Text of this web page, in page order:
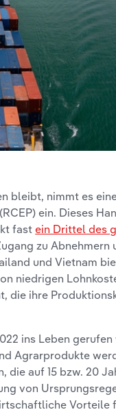
bleibt, nimmt es
ein. Dieses
fastein Drittel des
zu Abnehmern
und Vietnam
niedrigen
ihre
ins Leben
Agrarprodukte
auf 15 bzw. 20
von
Vorteile